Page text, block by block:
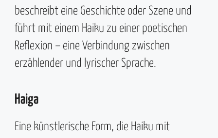
beschreibt eine Geschichte oder Szene und
führt mit einem Haiku zu einer poetischen
Reflexion – eine Verbindung zwischen
erzählender und lyrischer Sprache.
Haiga
Eine künstlerische Form, die Haiku mit